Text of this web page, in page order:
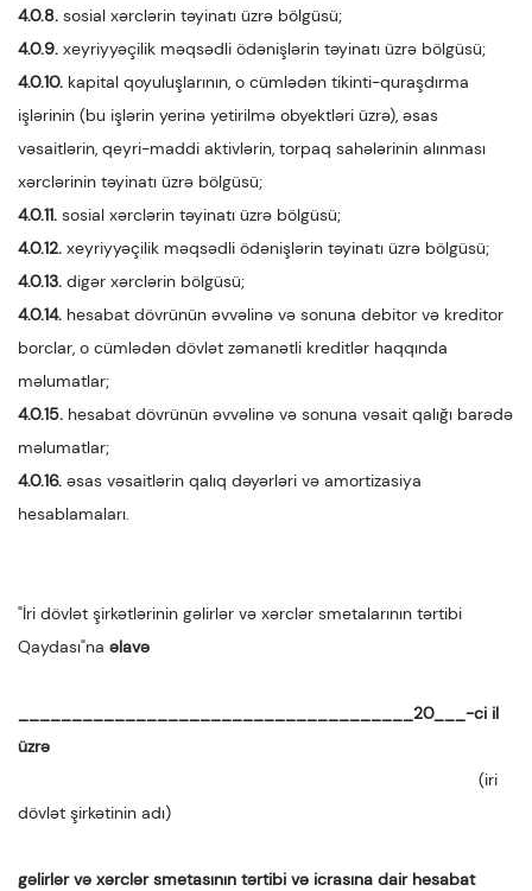
4.0.8. sosial xərclərin təyinatı üzrə bölgüsü;
4.0.9. xeyriyyəçilik məqsədli ödənişlərin təyinatı üzrə bölgüsü;
4.0.10. kapital qoyuluşlarının, o cümlədən tikinti-quraşdırma
işlərinin (bu işlərin yerinə yetirilmə obyektləri üzrə), əsas
vəsaitlərin, qeyri-maddi aktivlərin, torpaq sahələrinin alınması
xərclərinin təyinatı üzrə bölgüsü;
4.0.11. sosial xərclərin təyinatı üzrə bölgüsü;
4.0.12. xeyriyyəçilik məqsədli ödənişlərin təyinatı üzrə bölgüsü;
4.0.13. digər xərclərin bölgüsü;
4.0.14. hesabat dövrünün əvvəlinə və sonuna debitor və kreditor
borclar, o cümlədən dövlət zəmanətli kreditlər haqqında
məlumatlar;
4.0.15. hesabat dövrünün əvvəlinə və sonuna vəsait qalığı barədə
məlumatlar;
4.0.16. əsas vəsaitlərin qalıq dəyərləri və amortizasiya
hesablamaları.
"İri dövlət şirkətlərinin gəlirlər və xərclər smetalarının tərtibi
Qaydası"na əlavə
_____________________________________20___-ci il
üzrə
(iri
dövlət şirkətinin adı)
gəlirlər və xərclər smetasının tərtibi və icrasına dair hesabat